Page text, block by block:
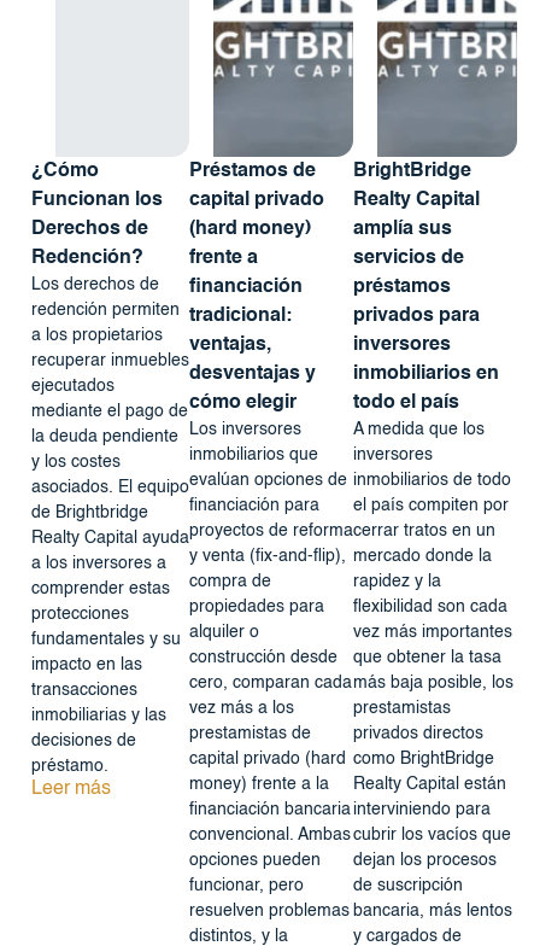
¿Cómo
Funcionan los
Derechos de
Redención?
Los derechos de
redención permiten
a los propietarios
recuperar inmuebles
ejecutados
mediante el pago de
la deuda pendiente
y los costes
asociados. El equipo
de Brightbridge
Realty Capital ayuda
a los inversores a
comprender estas
protecciones
fundamentales y su
impacto en las
transacciones
inmobiliarias y las
decisiones de
préstamo.
Leer más
Préstamos de
capital privado
(hard money)
frente a
financiación
tradicional:
ventajas,
desventajas y
cómo elegir
Los inversores
inmobiliarios que
evalúan opciones de
financiación para
proyectos de reforma
y venta (fix-and-flip),
compra de
propiedades para
alquiler o
construcción desde
cero, comparan cada
vez más a los
prestamistas de
capital privado (hard
money) frente a la
financiación bancaria
convencional. Ambas
opciones pueden
funcionar, pero
resuelven problemas
distintos, y la
BrightBridge
Realty Capital
amplía sus
servicios de
préstamos
privados para
inversores
inmobiliarios en
todo el país
A medida que los
inversores
inmobiliarios de todo
el país compiten por
cerrar tratos en un
mercado donde la
rapidez y la
flexibilidad son cada
vez más importantes
que obtener la tasa
más baja posible, los
prestamistas
privados directos
como BrightBridge
Realty Capital están
interviniendo para
cubrir los vacíos que
dejan los procesos
de suscripción
bancaria, más lentos
y cargados de